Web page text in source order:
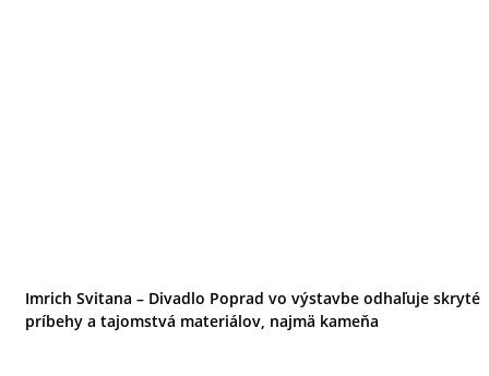
Imrich Svitana – Divadlo Poprad vo výstavbe odhaľuje skryté
príbehy a tajomstvá materiálov, najmä kameňa